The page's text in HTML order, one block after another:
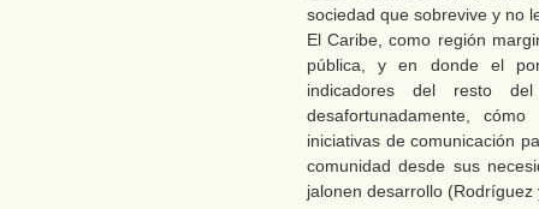
sociedad que sobrevive y no
El Caribe, como región
pública, y en donde el
indicadores del resto
desafortunadamente,
iniciativas de comunicación
comunidad desde sus
jalonen desarrollo